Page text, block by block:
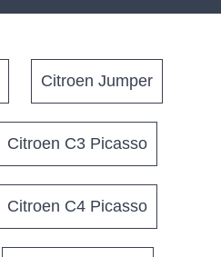
Citroen Jumper
Citroen C3 Picasso
Citroen C4 Picasso